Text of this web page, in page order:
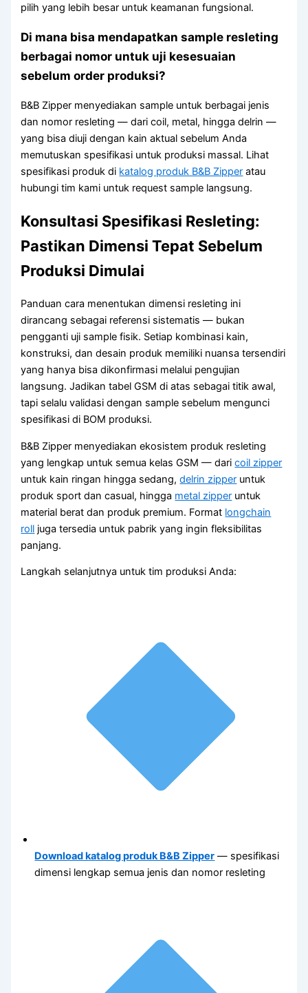
pilih yang lebih besar untuk keamanan fungsional.
Di mana bisa mendapatkan sample resleting
berbagai nomor untuk uji kesesuaian
sebelum order produksi?
B&B Zipper menyediakan sample untuk berbagai jenis
dan nomor resleting — dari coil, metal, hingga delrin —
yang bisa diuji dengan kain aktual sebelum Anda
memutuskan spesifikasi untuk produksi massal. Lihat
spesifikasi produk di katalog produk B&B Zipper atau
hubungi tim kami untuk request sample langsung.
Konsultasi Spesifikasi Resleting:
Pastikan Dimensi Tepat Sebelum
Produksi Dimulai
Panduan cara menentukan dimensi resleting ini
dirancang sebagai referensi sistematis — bukan
pengganti uji sample fisik. Setiap kombinasi kain,
konstruksi, dan desain produk memiliki nuansa tersendiri
yang hanya bisa dikonfirmasi melalui pengujian
langsung. Jadikan tabel GSM di atas sebagai titik awal,
tapi selalu validasi dengan sample sebelum mengunci
spesifikasi di BOM produksi.
B&B Zipper menyediakan ekosistem produk resleting
yang lengkap untuk semua kelas GSM — daricoil zipper
untuk kain ringan hingga sedang,delrin zipper untuk
produk sport dan casual, hingga metal zipper untuk
material berat dan produk premium. Format longchain
roll juga tersedia untuk pabrik yang ingin fleksibilitas
panjang.
Langkah selanjutnya untuk tim produksi Anda:
Download katalog produk B&B Zipper — spesifikasi
dimensi lengkap semua jenis dan nomor resleting